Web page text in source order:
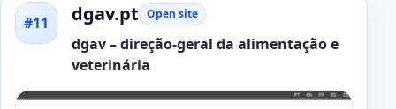
#11 dgav.pt Open site
dgav – direção-geral da alimentação e
veterinária